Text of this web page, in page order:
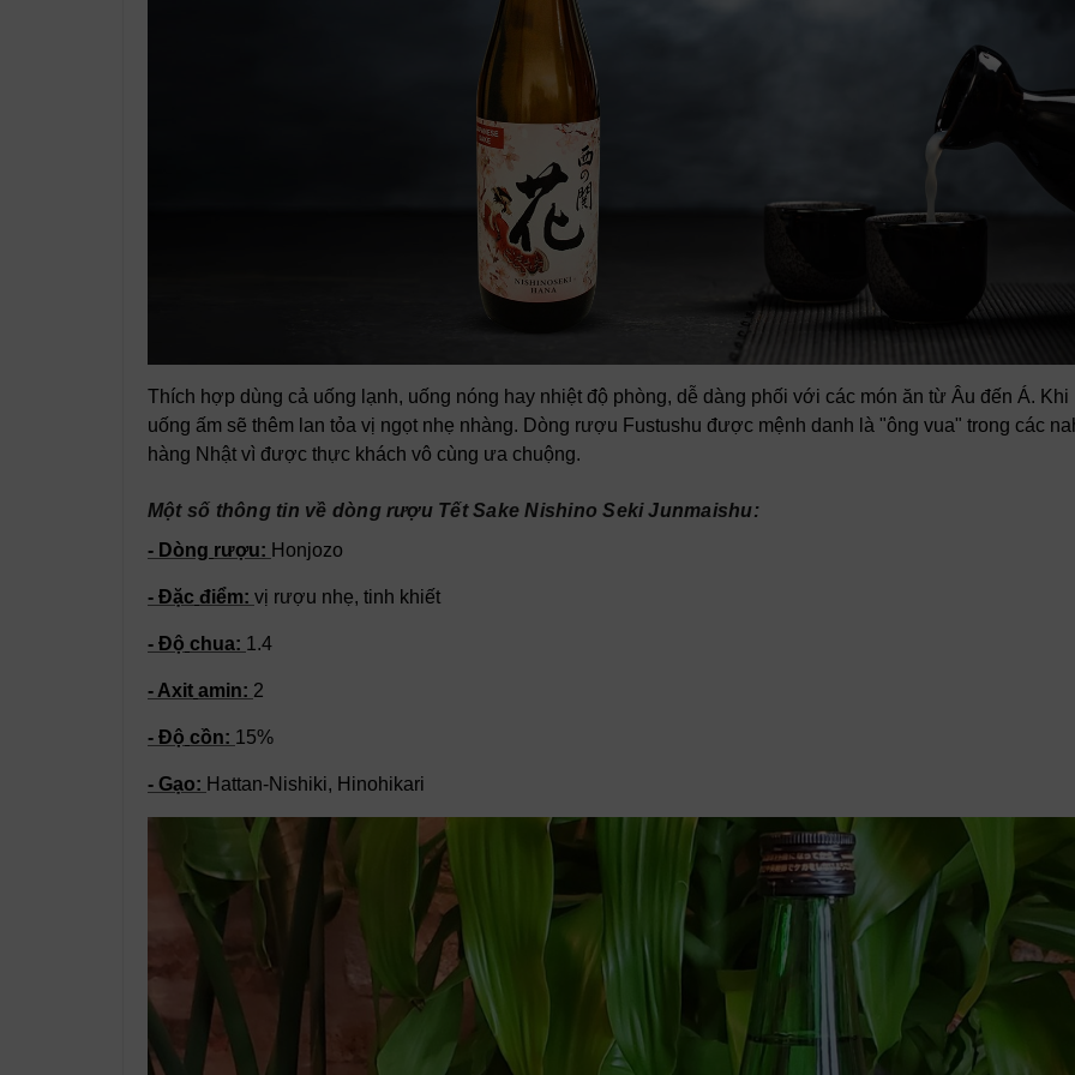
Thích hợp dùng cả uống lạnh, uống nóng hay nhiệt độ phòng, dễ dàng phối với các món ăn từ Âu đến Á. Khi
uống ấm sẽ thêm lan tỏa vị ngọt nhẹ nhàng. Dòng rượu Fustushu được mệnh danh là "ông vua" trong các
hàng Nhật vì được thực khách vô cùng ưa chuộng.
Một số thông tin về dòng rượu Tết Sake Nishino Seki Junmaishu:
- Dòng rượu: Honjozo
- Đặc điểm: vị rượu nhẹ, tinh khiết
- Độ chua: 1.4
- Axit amin: 2
- Độ cồn: 15%
- Gạo: Hattan-Nishiki, Hinohikari